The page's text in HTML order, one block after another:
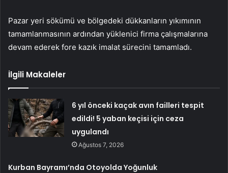
Pazar yeri sökümü ve bölgedeki dükkanların yıkımının
tamamlanmasının ardından yüklenici firma çalışmalarına
devam ederek fore kazık imalat sürecini tamamladı.
İlgili Makaleler
6 yıl önceki kaçak avın failleri tespit
edildi! 5 yaban keçisi için ceza
uygulandı
Ağustos 7, 2026
Kurban Bayramı’nda Otoyolda Yoğunluk